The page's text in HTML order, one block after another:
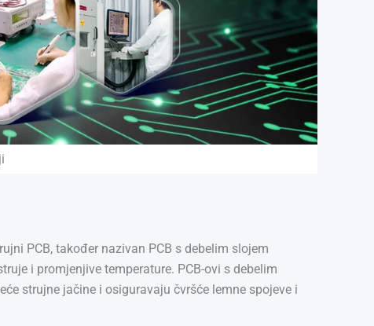
Finnish
Vietnamese
PCB, također nazivan PCB s debelim slojem
i promjenjive temperature. PCB-ovi s debelim
strujne jačine i osiguravaju čvršće lemne spojeve i